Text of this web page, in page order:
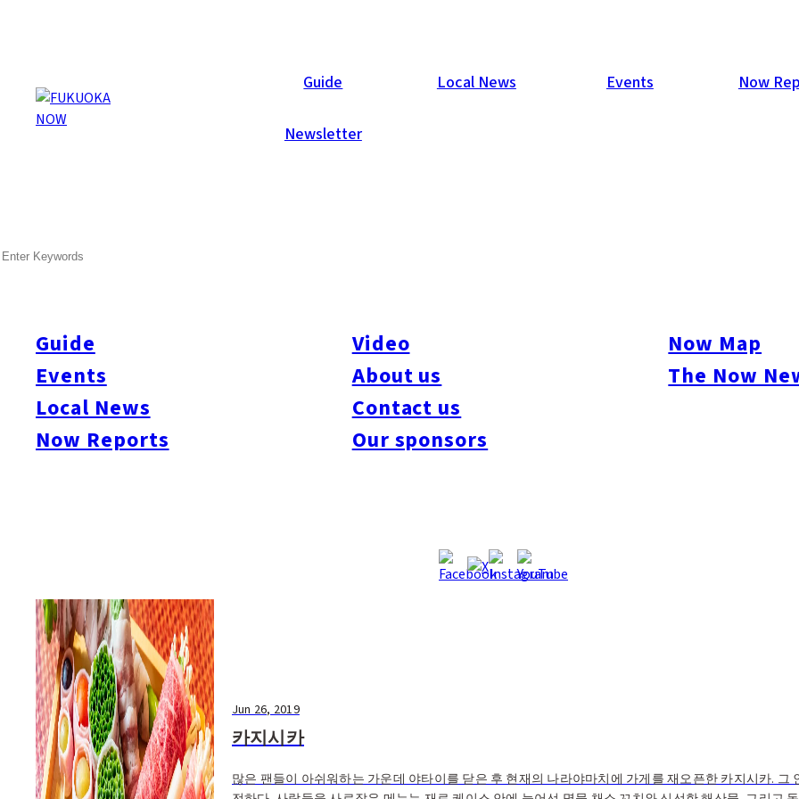
Guide Local News Events Now
Newsletter
Guide
Events
Local News
Now Reports
Video
About us
Contact us
Our sponsors
Now Map
The Now
Area Guides
#Itoshima Now
#Things To Do#Others
Jun 26, 2019
카지시카
많은 팬들이 아쉬워하는 가운데 야타이를 닫은 후 현재의 나라야마치에 가게를 재오픈한 카지시카. 그